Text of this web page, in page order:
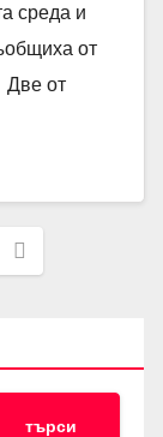
среда и
от
Две от
търси